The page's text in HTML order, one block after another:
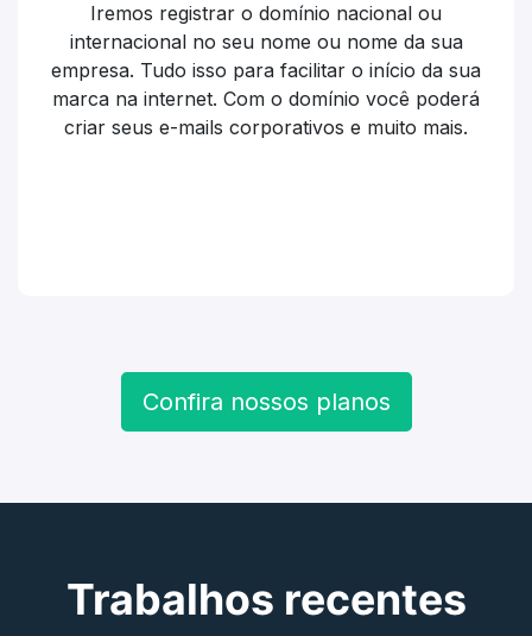
Iremos registrar o domínio nacional ou
internacional no seu nome ou nome da sua
empresa. Tudo isso para facilitar o início da sua
marca na internet. Com o domínio você poderá
criar seus e-mails corporativos e muito mais.
Confira nossos planos
Trabalhos recentes